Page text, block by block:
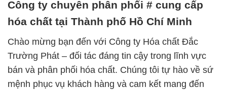
Công ty chuyên phân phối # cung cấp
hóa chất tại Thành phố Hồ Chí Minh
Chào mừng bạn đến với Công ty Hóa chất Đắc
Trường Phát – đối tác đáng tin cậy trong lĩnh vực
bán và phân phối hóa chất. Chúng tôi tự hào về sứ
mệnh phục vụ khách hàng và cam kết mang đến